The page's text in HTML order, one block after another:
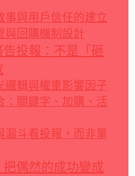
事與用戶信任的建立
與回購機制設計
投報：不是「砸
邏輯與權重影響因子
：關鍵字、加購、活
漏斗看投報，而非單
偶然的成功變成